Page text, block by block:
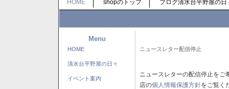
HOME shopのトップ ブログ清水台平野屋の日
Menu
HOME
清水台平野屋の日々
イベント案内
ニュースレター配信停止
ニュースレターの配信停止を
店の個人情報保護方針をご覧く